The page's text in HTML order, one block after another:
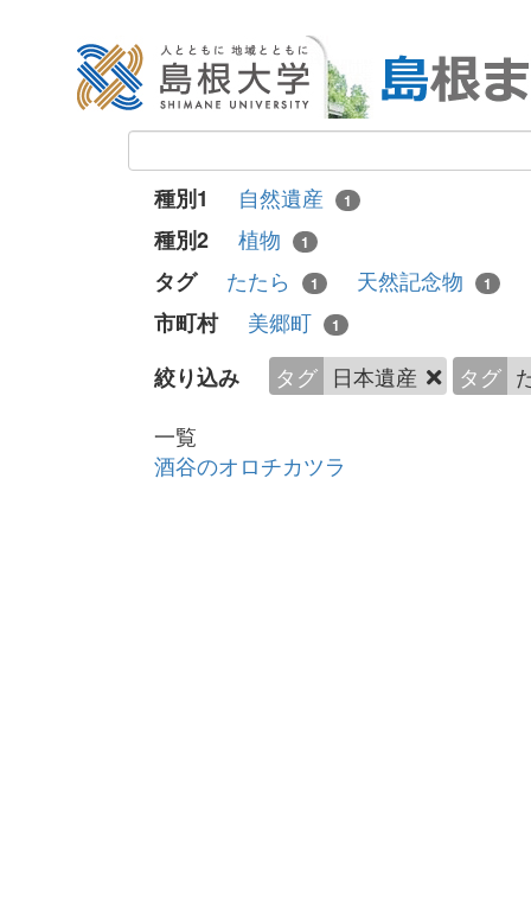
種別1 自然遺産 1
種別2 植物 1
タグ たたら 1 天然記念物 1
市町村
美郷町 1
絞り込み タグ 日本遺産 タグ
一覧
酒谷のオロチカツラ